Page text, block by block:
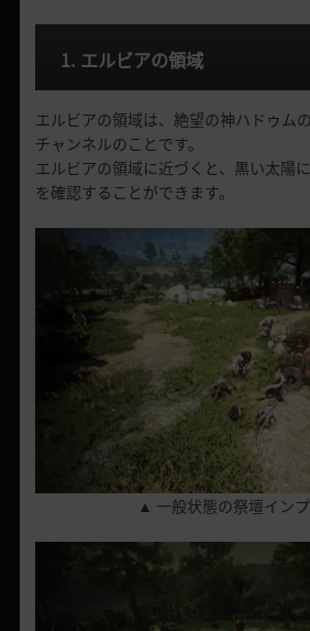
1. エルビアの領域
エルビアの領域は、絶望の神ハドゥム
チャンネルのことです。
エルビアの領域に近づくと、黒い太陽
を確認することができます。
▲ 一般状態の祭壇イン